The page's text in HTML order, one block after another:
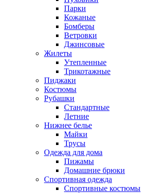
Парки
Кожаные
Бомберы
Ветровки
Джинсовые
Жилеты
Утепленные
Трикотажные
Пиджаки
Костюмы
Рубашки
Стандартные
Летние
Нижнее белье
Майки
Трусы
Одежда для дома
Пижамы
Домашние брюки
Спортивная одежда
Спортивные костюмы